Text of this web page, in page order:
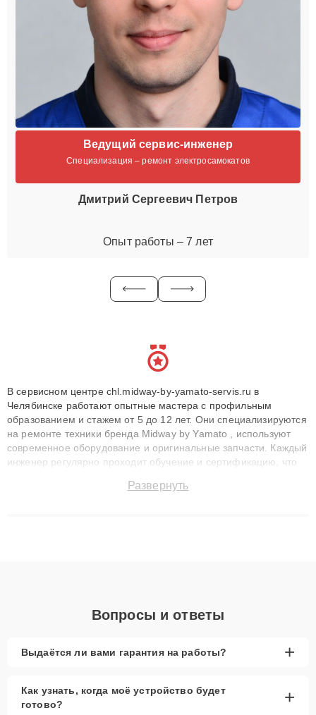
Ведущий сервис-инженер
Специализация – ремонт электросамокатов
Дмитрий Сергеевич Петров
Опыт работы – 7 лет
В сервисном центре chl.midway-by-yamato-servis.ru в
Челябинске работают опытные мастера с профильным
образованием и стажем от 5 до 12 лет. Они специализируются
на ремонте техники бренда Midway by Yamato , используют
современное оборудование и оригинальные запчасти. Каждый
инженер регулярно проходит обучение и сертификацию, что
восстанавливать технику с сохранением гарантии до 3 лет.
Развернуть
Вопросы и ответы
Выдаётся ли вами гарантия на работы? +
Как узнать, когда моё устройство будет
готово?
+